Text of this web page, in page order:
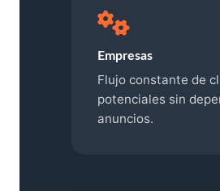
Empresas
Flujo constante de
potenciales sin
anuncios.